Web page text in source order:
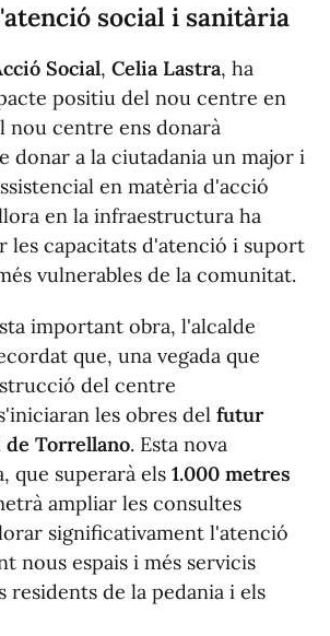
social i sanitària
Social, Celia Lastra, ha
positiu del nou centre en
nou centre ens donarà
donar a la ciutadania un major i
en matèria d'acció
en la infraestructura ha
les capacitats d'atenció i suport
vulnerables de la comunitat.
important obra, l'alcalde
que, una vegada que
del centre
les obres del futur
Torrellano. Esta nova
que superarà els 1.000 metres
ampliar les consultes
significativament l'atenció
nous espais i més servicis
residents de la pedania i els